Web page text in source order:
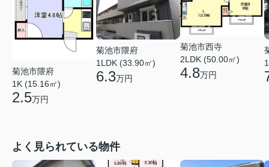
菊池市隈府
1K (15.16㎡)
2.5万円
菊池市隈府
1LDK (33.90㎡)
6.3万円
菊池市西寺
2LDK (50.00㎡)
4.8万円
よく見られている物件